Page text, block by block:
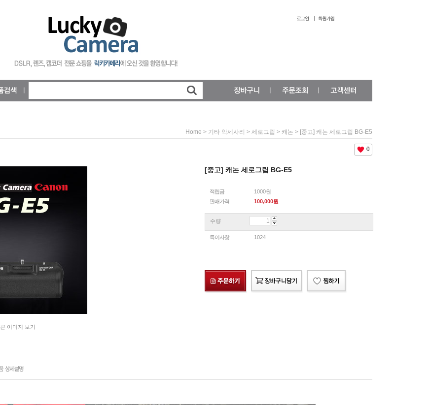
Home > 기타 악세사리 > 세로그립 > 캐논 > [중고] 캐논 세로그립 BG-E5
큰 이미지 보기
0
[중고] 캐논 세로그립 BG-E5
적립금
1000원
판매가격
100,000원
수량
특이사항 1024